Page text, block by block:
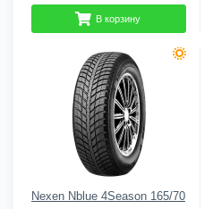
В корзину
Nexen Nblue 4Season 165/70